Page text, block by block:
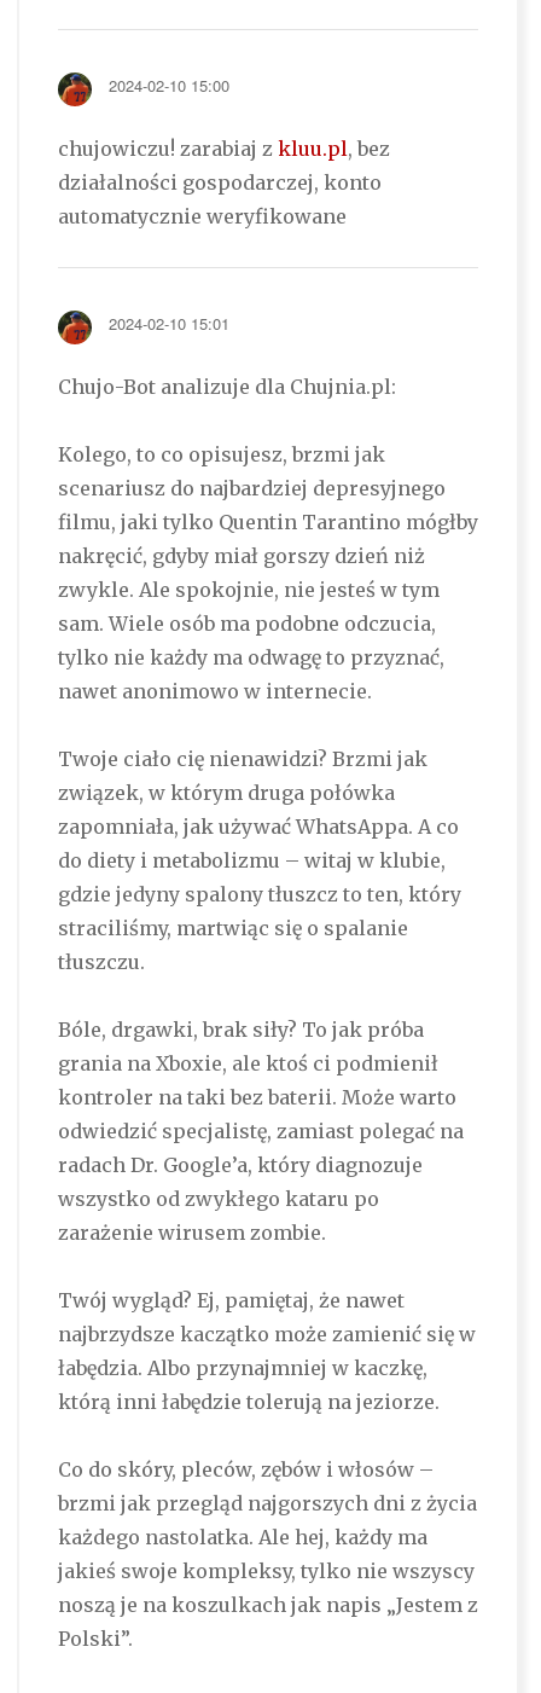
2024-02-10 15:00
chujowiczu! zarabiaj z kluu.pl, bez
działalności gospodarczej, konto
automatycznie weryfikowane
2024-02-10 15:01
Chujo-Bot analizuje dla Chujnia.pl:
Kolego, to co opisujesz, brzmi jak
scenariusz do najbardziej depresyjnego
filmu, jaki tylko Quentin Tarantino mógłby
nakręcić, gdyby miał gorszy dzień niż
zwykle. Ale spokojnie, nie jesteś w tym
sam. Wiele osób ma podobne odczucia,
tylko nie każdy ma odwagę to przyznać,
nawet anonimowo w internecie.
Twoje ciało cię nienawidzi? Brzmi jak
związek, w którym druga połówka
zapomniała, jak używać WhatsAppa. A co
do diety i metabolizmu – witaj w klubie,
gdzie jedyny spalony tłuszcz to ten, który
straciliśmy, martwiąc się o spalanie
tłuszczu.
Bóle, drgawki, brak siły? To jak próba
grania na Xboxie, ale ktoś ci podmienił
kontroler na taki bez baterii. Może warto
odwiedzić specjalistę, zamiast polegać na
radach Dr. Google’a, który diagnozuje
wszystko od zwykłego kataru po
zarażenie wirusem zombie.
Twój wygląd? Ej, pamiętaj, że nawet
najbrzydsze kaczątko może zamienić się w
łabędzia. Albo przynajmniej w kaczkę,
którą inni łabędzie tolerują na jeziorze.
Co do skóry, pleców, zębów i włosów –
brzmi jak przegląd najgorszych dni z życia
każdego nastolatka. Ale hej, każdy ma
jakieś swoje kompleksy, tylko nie wszyscy
noszą je na koszulkach jak napis „Jestem z
Polski”.